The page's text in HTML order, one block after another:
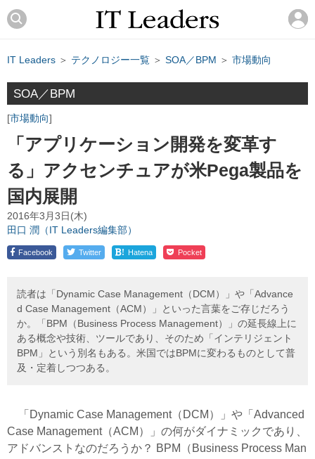
IT Leaders ＞ テクノロジー一覧 ＞ SOA／BPM ＞ 市場動向
SOA／BPM
市場動向
「アプリケーション開発を変革す
る」アクセンチュアが米Pega製品を
国内展開
2016年3月3日(木)
田口 潤（IT Leaders編集部）
Facebook Twitter ! Hatena Pocket
読者は「Dynamic Case Management（DCM）」や「Advance
d Case Management（ACM）」といった言葉をご存じだろう
か。「BPM（Business Process Management）」の延長線上に
ある概念や技術、ツールであり、そのため「インテリジェント
BPM」という別名もある。米国ではBPMに変わるものとして普
及・定着しつつある。
「Dynamic Case Management（DCM）」や「Advanced
Case Management（ACM）」の何がダイナミックであり、
アドバンストなのだろうか？ BPM（Business Process Man